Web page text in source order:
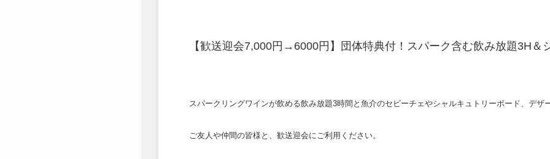
【歓送迎会7,000円→6000円】団体特典付！スパーク含む飲み放題3H＆
スパークリングワインが飲める飲み放題3時間と魚介のセビーチェやシャルキュトリーボード、デザ
ご友人や仲間の皆様と、歓送迎会にご利用ください。